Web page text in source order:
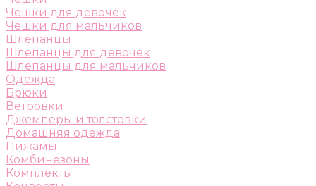
Чешки для девочек
Чешки для мальчиков
Шлепанцы
Шлепанцы для девочек
Шлепанцы для мальчиков
Одежда
Брюки
Ветровки
Джемперы и толстовки
Домашняя одежда
Пижамы
Комбинезоны
Комплекты